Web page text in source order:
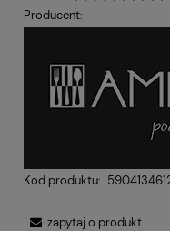
Producent:
Kod produktu:
zapytaj o produkt